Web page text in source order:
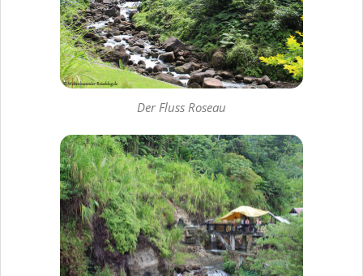
Der Fluss Roseau